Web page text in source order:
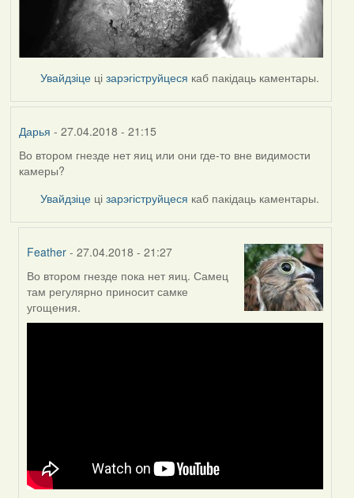
Увайдзіце цізарэгіструйцеся каб пакідаць каментары.
Дарья - 27.04.2018 - 21:15
Во втором гнезде нет яиц или они где-то вне видимости
камеры?
Увайдзіце цізарэгіструйцеся каб пакідаць каментары.
Feather - 27.04.2018 - 21:27
In
reply
to
Во втором гнезде пока нет яиц. Самец
там регулярно приносит самке
угощения.